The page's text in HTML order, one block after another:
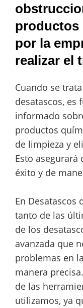
productos
por la
realizar el
Cuando se
desatascos, es
informado
productos
de limpieza y
Esto asegurará
éxito y de
En Desatascos
tanto de las
de los
avanzada que
problemas en
manera
de las
utilizamos, ya